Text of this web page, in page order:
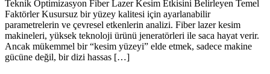
Teknik Optimizasyon Fiber Lazer Kesim Etkisini Belirleyen Temel
Faktörler Kusursuz bir yüzey kalitesi için ayarlanabilir
parametrelerin ve çevresel etkenlerin analizi. Fiber lazer kesim
makineleri, yüksek teknoloji ürünü jeneratörleri ile saca hayat verir.
Ancak mükemmel bir “kesim yüzeyi” elde etmek, sadece makine
gücüne değil, bir dizi hassas […]